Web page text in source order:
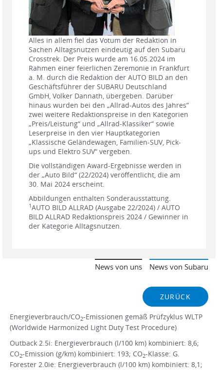
Alles in allem fiel das Votum der Redaktion in
Sachen Alltagsnutzen eindeutig auf den Subaru
Crosstrek. Der Preis wurde am 16.05.2024 im
Rahmen einer feierlichen Zeremonie in Frankfurt
a. M. durch die Redaktion der AUTO BILD an den
Geschäftsführer der SUBARU Deutschland
GmbH, Volker Dannath, übergeben. Darüber
hinaus wurden bei den „Allrad-Autos des Jahres“
zwei weitere Redaktionspreise in den Kategorien
„Preis/Leistung“ und „Allrad-Klassiker“ sowie
Leserpreise in den vier Hauptkategorien
„Klassische Geländewagen, Familien-SUV, Pick-
ups und Elektro SUV“ vergeben.
Die vollständigen Award-Ergebnisse werden in
der „Auto Bild“ (22/2024) veröffentlicht, die am
30. Mai 2024 erscheint.
Abbildungen enthalten Sonderausstattung.
1AUTO BILD ALLRAD (Ausgabe 22/2024) / AUTO
BILD ALLRAD Redaktionspreis 2024 / Gewinner in
der Kategorie Alltagsnutzen.
News von Subaru
News von uns
ZURÜCK
Energieverbrauch/CO2-Emissionen gemäß Prüfzyklus WLTP
(Worldwide Harmonized Light Duty Test Procedure)
Outback 2.5i: Energieverbrauch (l/100 km) kombiniert: 8,6;
CO2-Emission (g/km) kombiniert: 193; CO2-Klasse: G.
Forester 2.0ie: Energieverbrauch (l/100 km) kombiniert: 8,1;